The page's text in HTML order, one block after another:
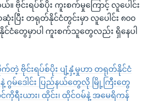
ယ်။ ဗိုင်းရပ်စ်ပိုး ကူးစက်မှုကြောင့် လူပေါင်း
းပြီး တရုတ်နိုင်ငံတွင်းမှာ လူပေါင်း ၈၀၀
င်ငံတွေမှာပါ ကူးစက်သူတွေလည်း ရှိနေပါ
က်တဲ့ ဗိုင်းရပ်စ်ပိုး ပျံ့နှံ့မှုဟာ တရုတ်နိုင်ငံ
နဲ့ ဂွမ်ဒေါင်း ပြည်နယ်တွေလို မြို့ကြီးတွေ
ာင်ကိုရီးယား၊ ထိုင်း၊ ထိုင်ဝမ်နဲ့ အမေရိကန်